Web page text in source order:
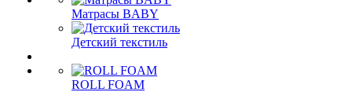
Матрасы BABY
Детский текстиль
ROLL FOAM